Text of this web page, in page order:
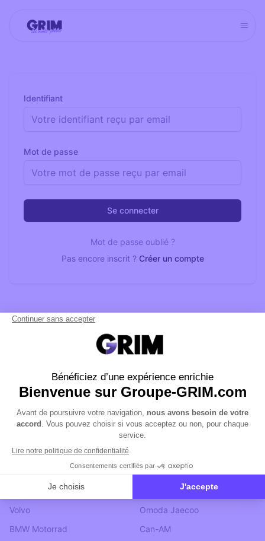
contenu
Identifiant
Mot de passe
Se connecter
Mot de passe oublié ?
Pas encore inscrit ? Créer un compte
NOS MARQUES
Ford
MINI
Land Rover
Volvo
BMW Motorrad
Cupra
Skoda
Giant
Ride And Co
Omoda Jaecoo
Can-AM